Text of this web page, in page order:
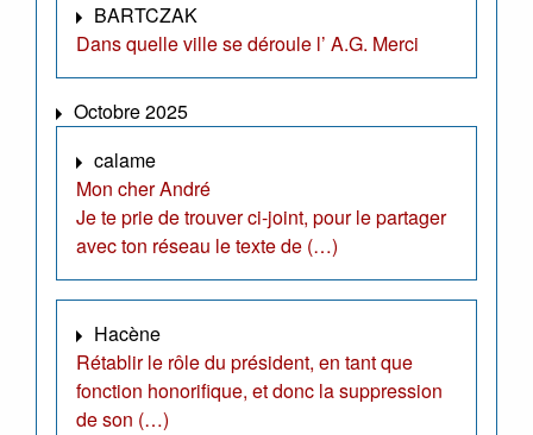
BARTCZAK
Dans quelle ville se déroule l’ A.G. Merci
Octobre 2025
calame
Mon cher André
Je te prie de trouver ci-joint, pour le partager
avec ton réseau le texte de (…)
Hacène
Rétablir le rôle du président, en tant que
fonction honorifique, et donc la suppression
de son (…)